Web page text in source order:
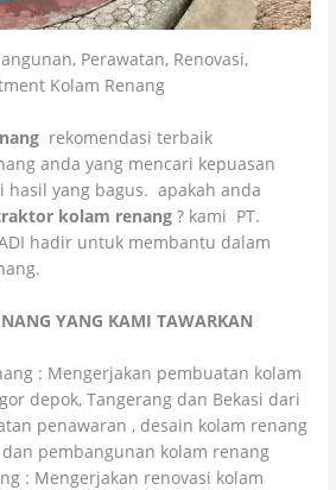
Perawatan, Renovasi,
Kolam Renang
rekomendasi terbaik
anda yang mencari kepuasan
hasil yang bagus. apakah anda
kolam renang? kami PT.
hadir untuk membantu dalam
YANG KAMI TAWARKAN
: Mengerjakan pembuatan kolam
depok, Tangerang dan Bekasi dari
penawaran , desain kolam renang
pembangunan kolam renang
: Mengerjakan renovasi kolam